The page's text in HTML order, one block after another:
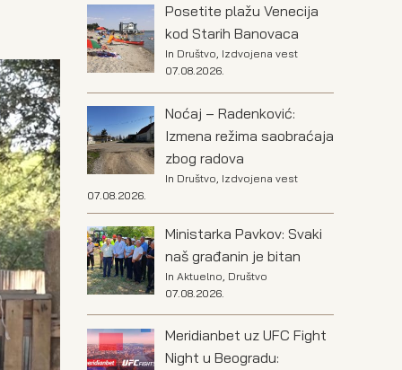
Posetite plažu Venecija
kod Starih Banovaca
In Društvo Izdvojena vest
07.08.2026.
Noćaj – Radenković:
Izmena režima saobraćaja
zbog radova
In Društvo Izdvojena vest
07.08.2026.
Ministarka Pavkov: Svaki
naš građanin je bitan
In Aktuelno Društvo
07.08.2026.
Meridianbet uz UFC Fight
Night u Beogradu: